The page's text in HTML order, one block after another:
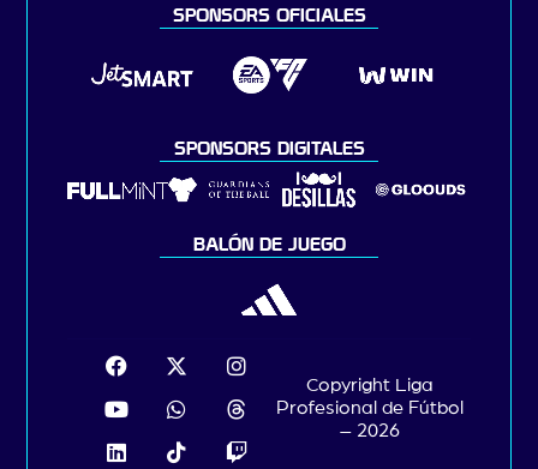
SPONSORS OFICIALES
SPONSORS DIGITALES
BALÓN DE JUEGO
Copyright Liga
Profesional de Fútbol
– 2026